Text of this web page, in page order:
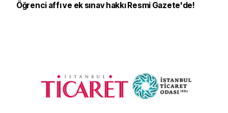
Öğrenci affı ve ek sınav hakkı Resmi Gazete'de!